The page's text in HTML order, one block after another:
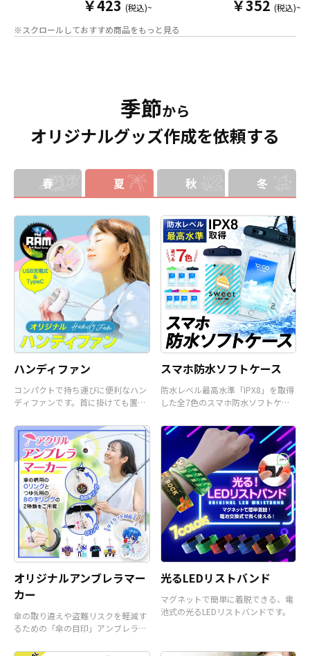
ダーパーツを組み合わせた今まであ
です。透明度が高く美しいアクリル
分はダイカットでデザインにあわせ
た自由な形状で制作することができ
ます。また長さ調整と安全機能が付
いたネックストラップが標準で付属
加したり、ストラップをキーホルダ
ーに変更することも可能です。 アニ
メ、エンタメ、スポーツ、官公庁、
ど様々な業界に人気です。 短納期・
小ロットでの対応も可能ですのでご
不明点がありましたら、個人のお客
様から企業・業者のかた問わずお気
軽にご相談ください。
￥423 (税込)~
ダー）をOEM製作できます。使わな
携帯性に優れています。オールシー
の自社工場にて印刷いたしますの
で、短納期・小ロットでの対応が可
能です。グッズ制作の専門スタッフ
がしっかりサポートいたしますの
にご相談ください。
￥352 (税込)~
※スクロールしておすすめ商品をもっと見る
季節から
オリジナルグッズ作成を依頼する
春 夏 秋 冬
ハンディファン
コンパクトで持ち運びに便利なハン
ディファンです。首に掛けても置い
スマホ防水ソフトケース
防水レベル最高水準「IPX8」を取得
した全7色のスマホ防水ソフトケー
オリジナルアンブレラマー
カー
傘の取り違えや盗難リスクを軽減す
るための「傘の目印」アンブレラマ
光るLEDリストバンド
マグネットで簡単に着脱できる、電
池式の光るLEDリストバンドです。